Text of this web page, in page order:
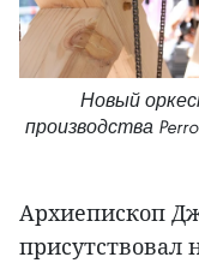
Новый
производства
Архиепископ
присутствовал